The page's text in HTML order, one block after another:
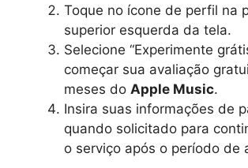
Toque no ícone de perfil na
superior esquerda da tela.
Selecione “Experimente
começar sua avaliação
meses do Apple Music.
Insira suas informações de
quando solicitado para
o serviço após o período de